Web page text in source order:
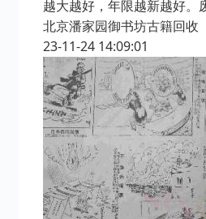
越大越好，年限越新越好。
北京潘家园御书坊古籍回收
23-11-24 14:09:01